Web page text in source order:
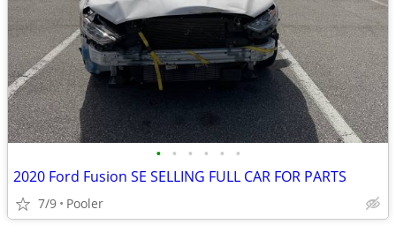
• • • • • •
2020 Ford Fusion SE SELLING FULL CAR FOR PARTS
7/9 Pooler